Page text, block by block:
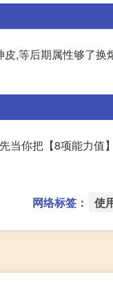
,等后期属性够了
当你把【8项能力
网络标签： 使